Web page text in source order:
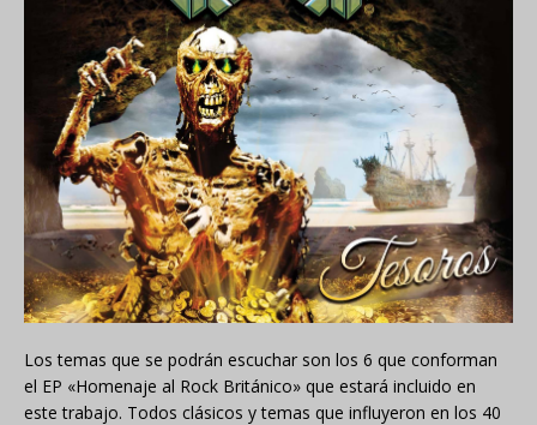
Los temas que se podrán escuchar son los 6 que conforman
el EP «Homenaje al Rock Británico» que estará incluido en
este trabajo. Todos clásicos y temas que influyeron en los 40